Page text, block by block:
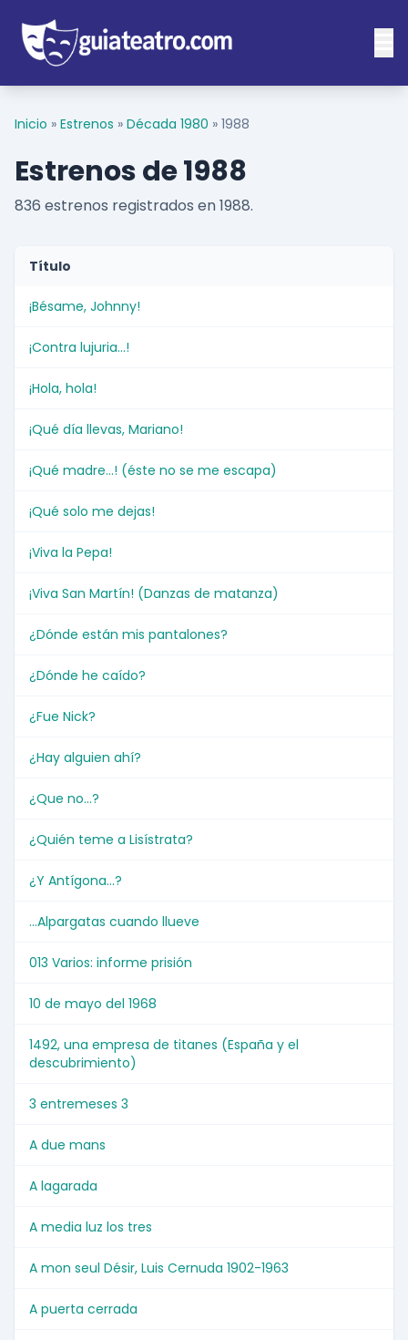
Inicio » Estrenos » Década 1980 » 1988
Estrenos de 1988
836 estrenos registrados en 1988.
Título
¡Bésame, Johnny!
¡Contra lujuria...!
¡Hola, hola!
¡Qué día llevas, Mariano!
¡Qué madre...! (éste no se me escapa)
¡Qué solo me dejas!
¡Viva la Pepa!
¡Viva San Martín! (Danzas de matanza)
¿Dónde están mis pantalones?
¿Dónde he caído?
¿Fue Nick?
¿Hay alguien ahí?
¿Que no...?
¿Quién teme a Lisístrata?
¿Y Antígona...?
...Alpargatas cuando llueve
013 Varios: informe prisión
10 de mayo del 1968
1492, una empresa de titanes (España y el
descubrimiento)
3 entremeses 3
A due mans
A lagarada
A media luz los tres
A mon seul Désir, Luis Cernuda 1902-1963
A puerta cerrada